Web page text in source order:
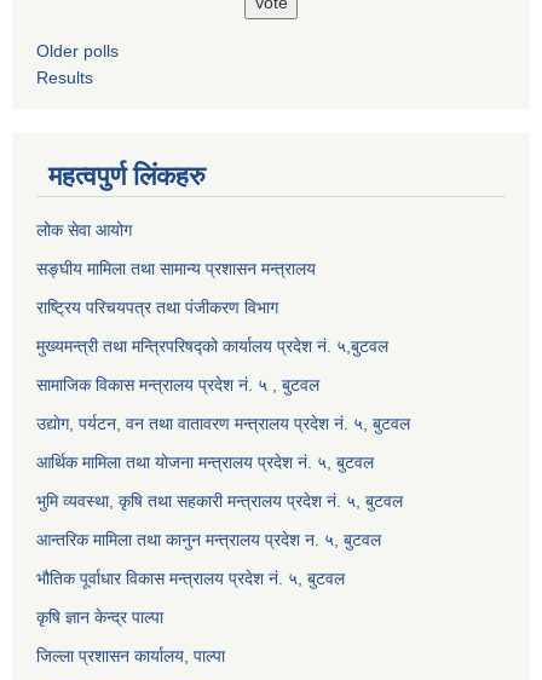
Older polls
Results
महत्वपुर्ण लिंकहरु
लोक सेवा आयोग
सङ्घीय मामिला तथा सामान्य प्रशासन मन्त्रालय
राष्ट्रिय परिचयपत्र तथा पंजीकरण विभाग
मुख्यमन्त्री तथा मन्त्रिपरिषद्को कार्यालय प्रदेश नं. ५,बुटवल
सामाजिक विकास मन्त्रालय प्रदेश नं. ५ , बुटवल
उद्याेग, पर्यटन, वन तथा वातावरण मन्त्रालय प्रदेश नं. ५, बुटवल
आर्थिक मामिला तथा योजना मन्त्रालय प्रदेश नं. ५, बुटवल
भुमि व्यवस्था, कृषि तथा सहकारी मन्त्रालय प्रदेश नं. ५, बुटवल
आन्तरिक मामिला तथा कानुन मन्त्रालय प्रदेश न. ५, बुटवल
भौतिक पूर्वाधार विकास मन्त्रालय प्रदेश नं. ५, बुटवल
कृषि ज्ञान केन्द्र पाल्पा
जिल्ला प्रशासन कार्यालय, पाल्पा